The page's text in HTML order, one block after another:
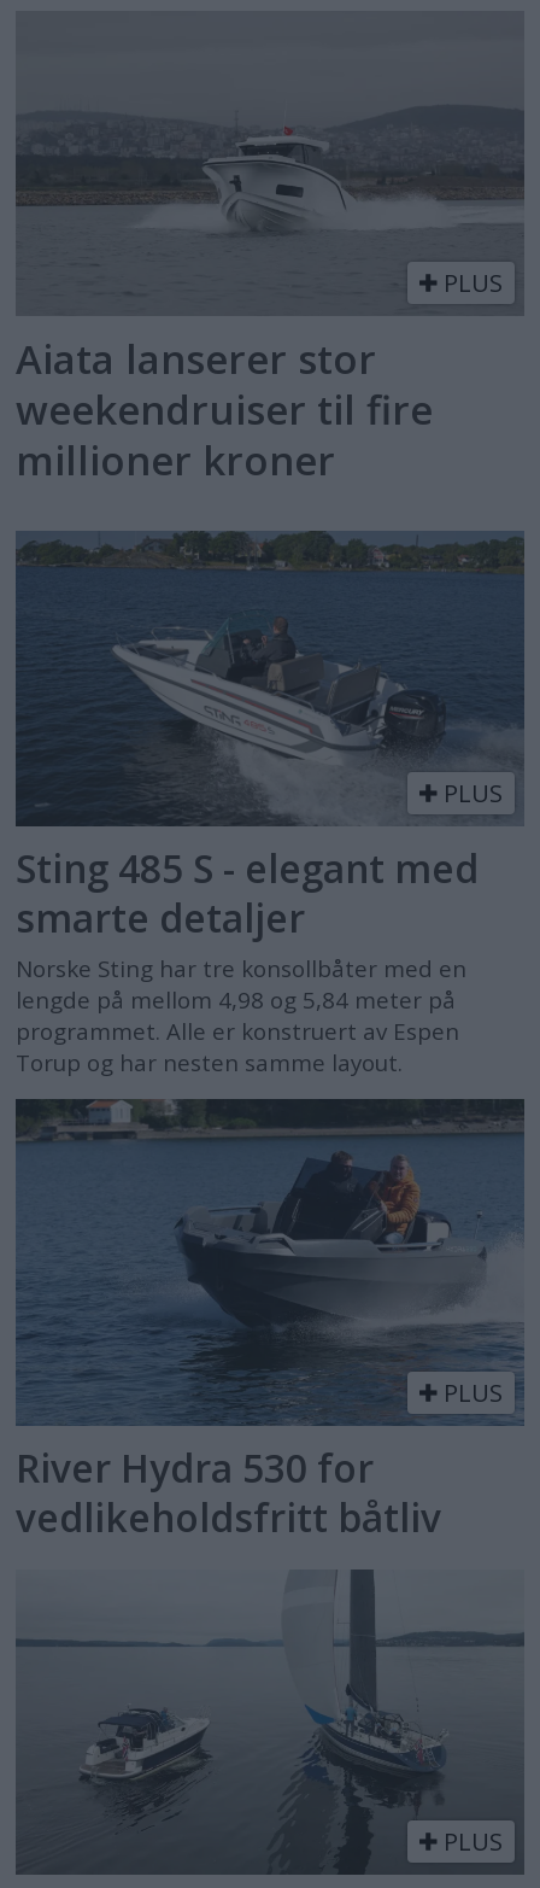
PLUS
Aiata lanserer stor
weekendruiser til fire
millioner kroner
PLUS
Sting 485 S - elegant med
smarte detaljer
Norske Sting har tre konsollbåter med en
lengde på mellom 4,98 og 5,84 meter på
programmet. Alle er konstruert av Espen
Torup og har nesten samme layout.
PLUS
River Hydra 530 for
vedlikeholdsfritt båtliv
PLUS